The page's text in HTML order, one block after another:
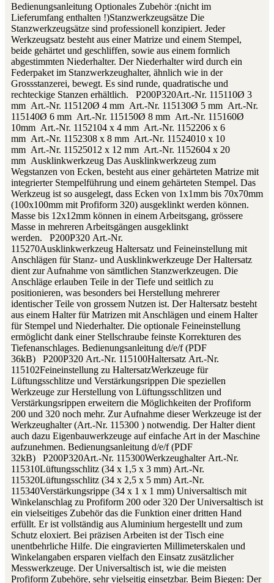
Bedienungsanleitung Optionales Zubehör :(nicht im
Lieferumfang enthalten !)Stanzwerkzeugsätze Die
Stanzwerkzeugsätze sind professionell konzipiert. Jeder
Werkzeugsatz besteht aus einer Matrize und einem Stempel,
beide gehärtet und geschliffen, sowie aus einem formlich
abgestimmten Niederhalter. Der Niederhalter wird durch ein
Federpaket im Stanzwerkzeughalter, ähnlich wie in der
Grossstanzerei, bewegt. Es sind runde, quadratische und
rechteckige Stanzen erhältlich. P200P320Art.-Nr. 115110Ø 3
mm Art.-Nr. 115120Ø 4 mm Art.-Nr. 115130Ø 5 mm Art.-Nr.
115140Ø 6 mm Art.-Nr. 115150Ø 8 mm Art.-Nr. 115160Ø
10mm Art.-Nr. 1152104 x 4 mm Art.-Nr. 1152206 x 6
mm Art.-Nr. 1152308 x 8 mm Art.-Nr. 11524010 x 10
mm Art.-Nr. 11525012 x 12 mm Art.-Nr. 1152604 x 20
mm Ausklinkwerkzeug Das Ausklinkwerkzeug zum
Wegstanzen von Ecken, besteht aus einer gehärteten Matrize mit
integrierter Stempelführung und einem gehärteten Stempel. Das
Werkzeug ist so ausgelegt, dass Ecken von 1x1mm bis 70x70mm
(100x100mm mit Profiform 320) ausgeklinkt werden können.
Masse bis 12x12mm können in einem Arbeitsgang, grössere
Masse in mehreren Arbeitsgängen ausgeklinkt
werden. P200P320 Art.-Nr.
115270Ausklinkwerkzeug Haltersatz und Feineinstellung mit
Anschlägen für Stanz- und Ausklinkwerkzeuge Der Haltersatz
dient zur Aufnahme von sämtlichen Stanzwerkzeugen. Die
Anschläge erlauben Teile in der Tiefe und seitlich zu
positionieren, was besonders bei Herstellung mehrerer
identischer Teile von grossem Nutzen ist. Der Haltersatz besteht
aus einem Halter für Matrizen mit Anschlägen und einem Halter
für Stempel und Niederhalter. Die optionale Feineinstellung
ermöglicht dank einer Stellschraube feinste Korrekturen des
Tiefenanschlages. Bedienungsanleitung d/e/f (PDF
36kB) P200P320 Art.-Nr. 115100Haltersatz Art.-Nr.
115102Feineinstellung zu HaltersatzWerkzeuge für
Lüftungsschlitze und Verstärkungsrippen Die speziellen
Werkzeuge zur Herstellung von Lüftungsschlitzen und
Verstärkungsrippen erweitern die Möglichkeiten der Profiform
200 und 320 noch mehr. Zur Aufnahme dieser Werkzeuge ist der
Werkzeughalter (Art.-Nr. 115300 ) notwendig. Der Halter dient
auch dazu Eigenbauwerkzeuge auf einfache Art in der Maschine
aufzunehmen. Bedienungsanleitung d/e/f (PDF
32kB) P200P320Art.-Nr. 115300Werkzeughalter Art.-Nr.
115310Lüftungsschlitz (34 x 1,5 x 3 mm) Art.-Nr.
115320Lüftungsschlitz (34 x 2,5 x 5 mm) Art.-Nr.
115340Verstärkungsrippe (34 x 1 x 1 mm) Universaltisch mit
Winkelanschlag zu Profiform 200 oder 320 Der Universaltisch ist
ein vielseitiges Zubehör das die Funktion einer dritten Hand
erfüllt. Er ist vollständig aus Aluminium hergestellt und zum
Schutz eloxiert. Bei präzisen Arbeiten ist der Tisch eine
unentbehrliche Hilfe. Die eingravierten Millimeterskalen und
Winkelangaben ersparen vielfach den Einsatz zusätzlicher
Messwerkzeuge. Der Universaltisch ist, wie die meisten
Profiform Zubehöre, sehr vielseitig einsetzbar. Beim Biegen: Der